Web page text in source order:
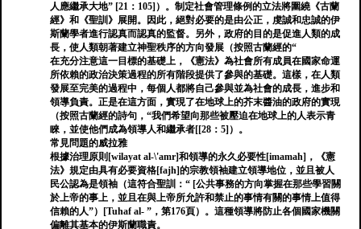
人應繼承大地” [21：105]）。制定社會管理條例的立法將圍繞《古蘭
經》和《聖訓》展開。因此，絕對必要的是由公正，虔誠和忠誠的伊
斯蘭學者進行認真而認真的監督。另外，政府的目的是促進人類的成
長，使人類朝著建立神聖秩序的方向發展（按照古蘭經的“
在充分注意這一目標的基礎上，《憲法》為社會所有成員在國家命運
所依賴的政治決策過程的所有階段提供了參與的基礎。這樣，在人類
發展至完美的過程中，每個人都將自己參與並為社會的成長，進步和
領導負責。正是在這方面，實現了在地球上的芥末醬油的政府的實現
（按照古蘭經的詩句，“我們希望向那些被壓迫在地球上的人表示青
睞，並使他們成為領導人和繼承者[[28：5]）。
常見問題的威拉雅
根據治理原則[wilayat al-\'amr]和領導的永久必要性[imamah]，《憲
法》規定由具有必要資格[fajh]的宗教領袖建立領導地位，並且被人
民公認為是領袖（這符合聖訓：“ [公共事務的方向掌握在那些學習關
於上帝的事上，並且在與上帝所允許和禁止的事情有關的事情上值得
信賴的人”）[Tuhaf al- ”，第176頁）。這種領導將防止各個國家機關
偏離其基本的伊斯蘭職責。